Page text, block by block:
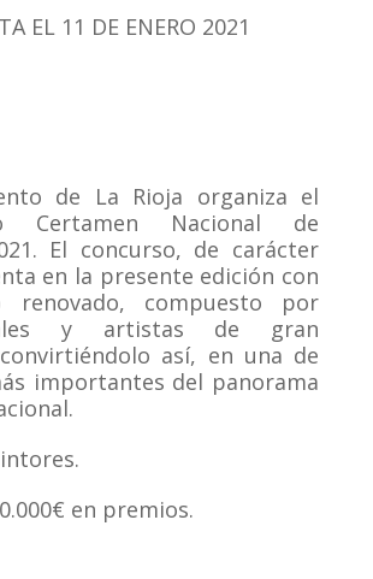
EL 11 DE ENERO 2021
de La Rioja organiza el
Certamen Nacional de
El concurso, de carácter
en la presente edición con
renovado, compuesto por
y artistas de gran
así, en una de
importantes del panorama
en premios.